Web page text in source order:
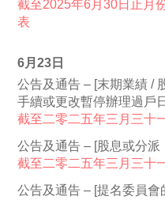
截至2025年6月30日止月
表
6月23日
公告及通告 – [末期業績 /
手續或更改暫停辦理過戶
截至二零二五年三月三十
公告及通告 – [股息或分派
截至二零二五年三月三十
公告及通告 – [提名委員會